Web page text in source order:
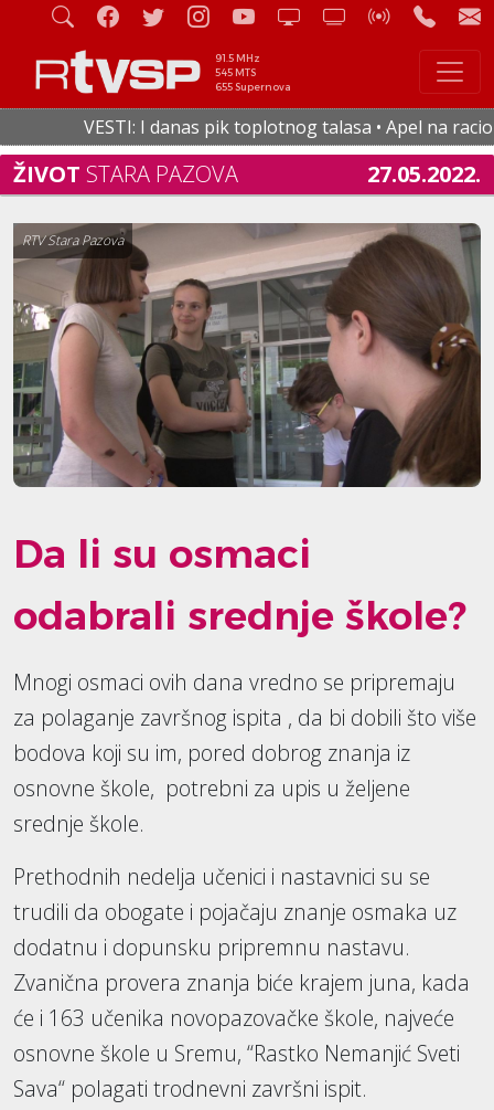
91.5 MHz
545 MTS
655 Supernova
VESTI: I danas pik toplotnog talasa • Apel na
ŽIVOT STARA PAZOVA 27.05.2022.
RTV Stara Pazova
Da li su osmaci
odabrali srednje škole?
Mnogi osmaci ovih dana vredno se pripremaju
za polaganje završnog ispita , da bi dobili što više
bodova koji su im, pored dobrog znanja iz
osnovne škole, potrebni za upis u željene
srednje škole.
Prethodnih nedelja učenici i nastavnici su se
trudili da obogate i pojačaju znanje osmaka uz
dodatnu i dopunsku pripremnu nastavu.
Zvanična provera znanja biće krajem juna, kada
će i 163 učenika novopazovačke škole, najveće
osnovne škole u Sremu, “Rastko Nemanjić Sveti
Sava“ polagati trodnevni završni ispit.